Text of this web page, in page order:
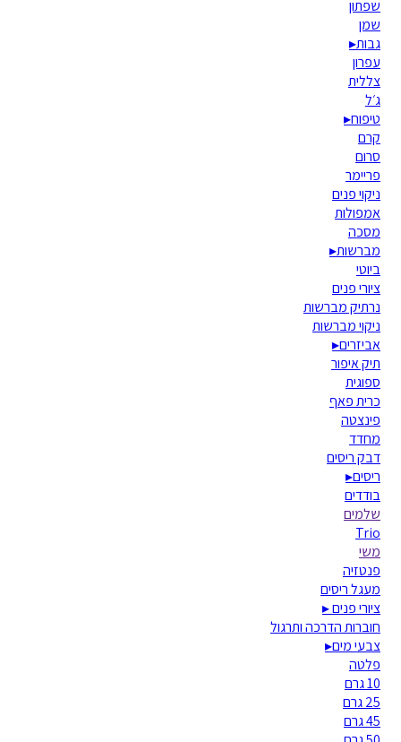
שפתון
שמן
גבות▸
עפרון
צללית
ג׳ל
טיפוח▸
קרם
סרום
פריימר
ניקוי פנים
אמפולות
מסכה
מברשות▸
ביוטי
ציורי פנים
נרתיק מברשות
ניקוי מברשות
אביזרים▸
תיק איפור
ספוגית
כרית פאף
פינצטה
מחדד
דבק ריסים
ריסים▸
בודדים
שלמים
Trio
משי
פנטזיה
מעגל ריסים
ציורי פנים▸
חוברות הדרכה ותרגול
צבעי מים▸
פלטה
10 גרם
25 גרם
45 גרם